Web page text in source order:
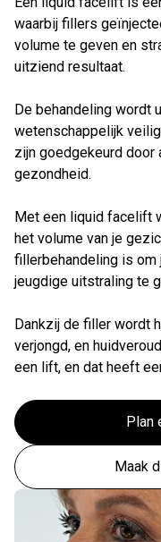
waarbij fillers
volume te geven en
uitziend resultaat.
De behandeling wordt
wetenschappelijk
zijn goedgekeurd door
gezondheid.
Met een liquid facelift
het volume van je
fillerbehandeling is
jeugdige uitstraling te
Dankzij de filler wordt
verjongd, en
een lift, en dat heeft
Plan
Maak